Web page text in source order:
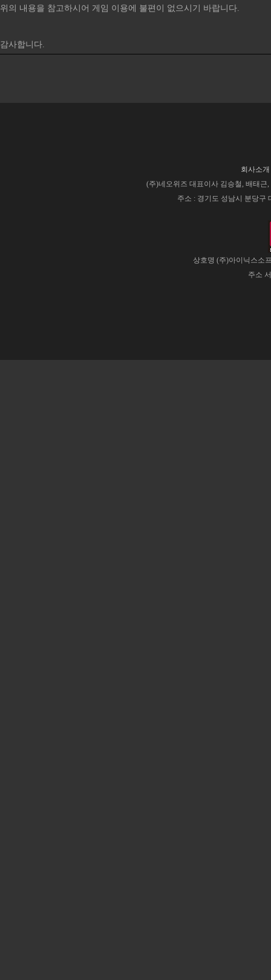
위의 내용을 참고하시어 게임 이용에 불편이 없으시기 바랍니다.
감사합니다.​
회사소개
(주)네오위즈 대표이사 김승철, 배태근
주소 : 경기도 성남시 분당구
상호명 (주)아이닉스소
주소